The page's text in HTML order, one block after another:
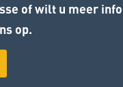
of wilt u meer
op.